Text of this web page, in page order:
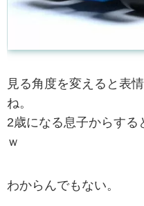
見る角度を変えると表
ね。
2歳になる息子からする
ｗ
わからんでもない。